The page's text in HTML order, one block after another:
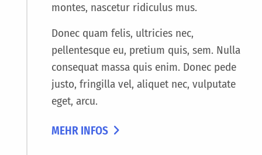
montes, nascetur ridiculus mus.
Donec quam felis, ultricies nec,
pellentesque eu, pretium quis, sem. Nulla
consequat massa quis enim. Donec pede
justo, fringilla vel, aliquet nec, vulputate
eget, arcu.
MEHR INFOS